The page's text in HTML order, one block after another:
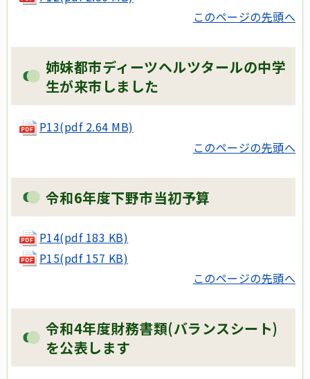
このページの先頭へ
姉妹都市ディーツヘルツタールの中学
生が来市しました
P13(pdf 2.64 MB)
このページの先頭へ
令和6年度下野市当初予算
P14(pdf 183 KB)
P15(pdf 157 KB)
このページの先頭へ
令和4年度財務書類(バランスシート)
を公表します